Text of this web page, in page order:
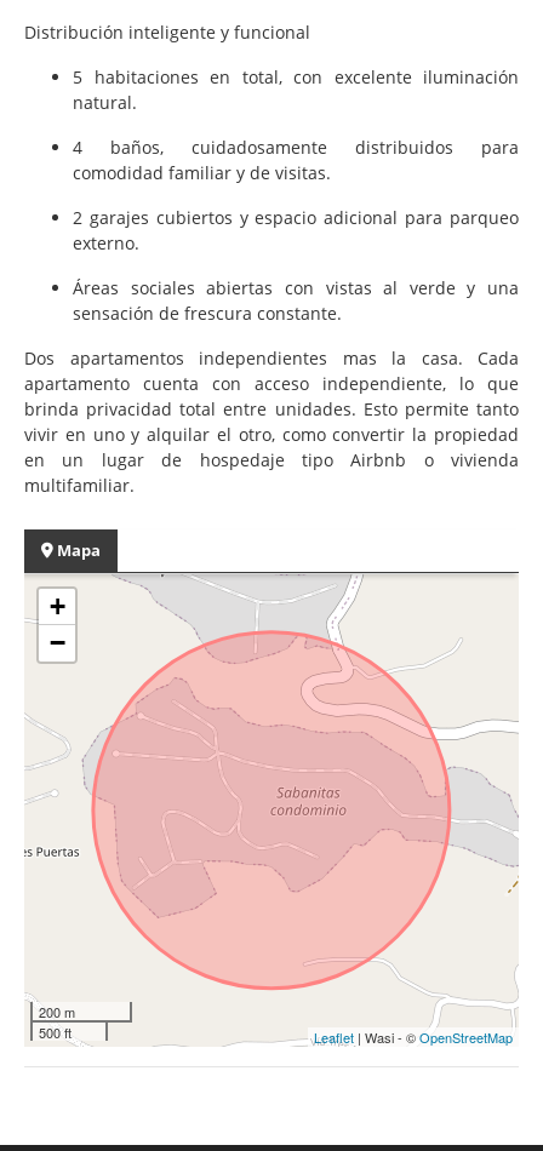
Distribución inteligente y funcional
5 habitaciones en total, con excelente iluminación
natural.
4 baños, cuidadosamente distribuidos para
comodidad familiar y de visitas.
2 garajes cubiertos y espacio adicional para parqueo
externo.
Áreas sociales abiertas con vistas al verde y una
sensación de frescura constante.
Dos apartamentos independientes mas la casa. Cada
apartamento cuenta con acceso independiente, lo que
brinda privacidad total entre unidades. Esto permite tanto
vivir en uno y alquilar el otro, como convertir la propiedad
en un lugar de hospedaje tipo Airbnb o vivienda
multifamiliar.
Mapa
+
−
200 m
500 ft
Leaflet | Wasi - ©OpenStreetMap